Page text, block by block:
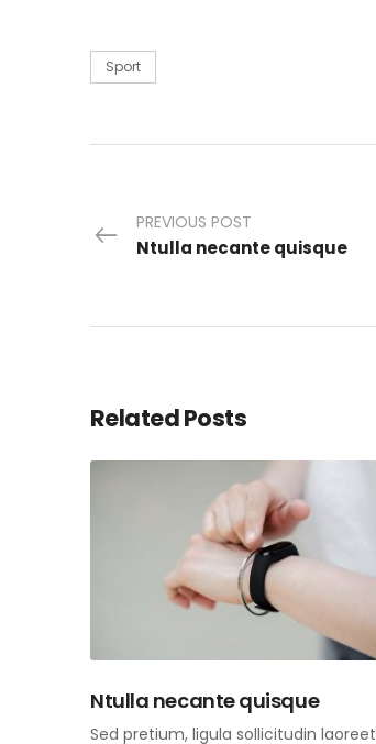
Sport
PREVIOUS POST
Ntulla necante quisque
Related Posts
Ntulla necante quisque
Sed pretium, ligula sollicitudin laoreet